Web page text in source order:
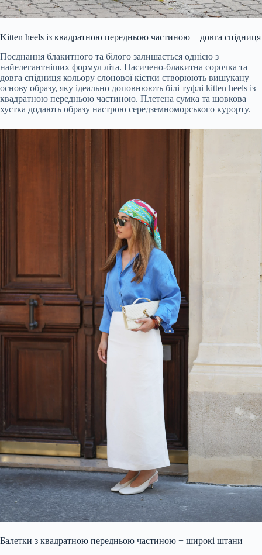
Kitten heels із квадратною передньою частиною + довга спідниця
Поєднання блакитного та білого залишається однією з
найелегантніших формул літа. Насичено-блакитна сорочка та
довга спідниця кольору слонової кістки створюють вишукану
основу образу, яку ідеально доповнюють білі туфлі kitten heels із
квадратною передньою частиною. Плетена сумка та шовкова
хустка додають образу настрою середземноморського курорту.
Балетки з квадратною передньою частиною + широкі штани